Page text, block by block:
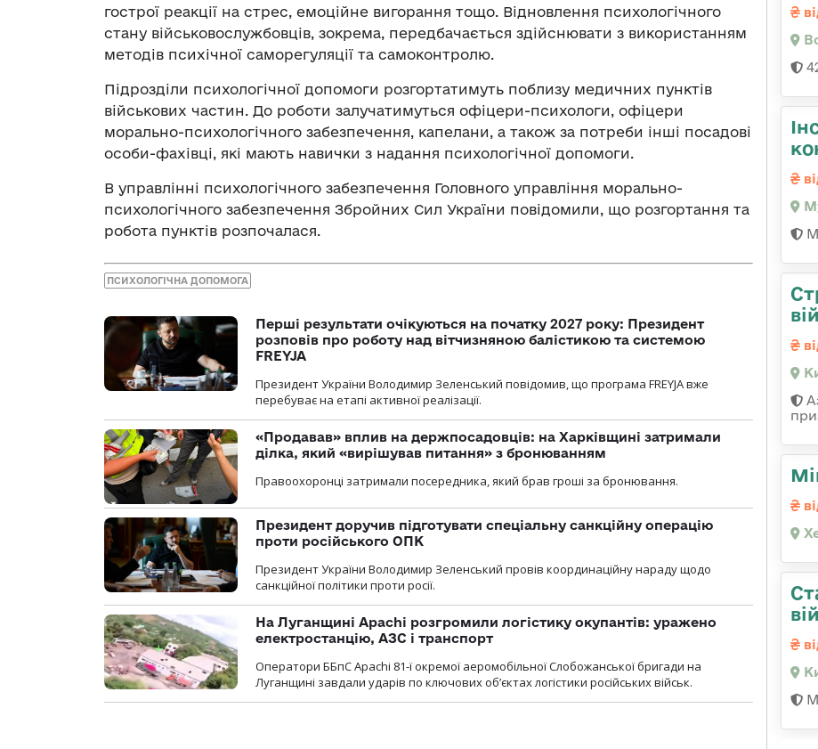
гострої реакції на стрес, емоційне вигорання тощо. Відновлення психологічного
стану військовослужбовців, зокрема, передбачається здійснювати з використанням
методів психічної саморегуляції та самоконтролю.
Підрозділи психологічної допомоги розгортатимуть поблизу медичних пунктів
військових частин. До роботи залучатимуться офіцери-психологи, офіцери
морально-психологічного забезпечення, капелани, а також за потреби інші посадові
особи-фахівці, які мають навички з надання психологічної допомоги.
В управлінні психологічного забезпечення Головного управління морально-
психологічного забезпечення Збройних Сил України повідомили, що розгортання та
робота пунктів розпочалася.
ПСИХОЛОГІЧНА ДОПОМОГА
Перші результати очікуються на початку 2027 року: Президент
розповів про роботу над вітчизняною балістикою та системою
FREYJA
Президент України Володимир Зеленський повідомив, що програма FREYJA вже
перебуває на етапі активної реалізації.
«Продавав» вплив на держпосадовців: на Харківщині затримали
ділка, який «вирішував питання» з бронюванням
Правоохоронці затримали посередника, який брав гроші за бронювання.
Президент доручив підготувати спеціальну санкційну операцію
проти російського ОПК
Президент України Володимир Зеленський провів координаційну нараду щодо
санкційної політики проти росії.
На Луганщині Apachi розгромили логістику окупантів: уражено
електростанцію, АЗС і транспорт
Оператори ББпС Apachi 81-ї окремої аеромобільної Слобожанської бригади на
Луганщині завдали ударів по ключових об’єктах логістики російських військ.